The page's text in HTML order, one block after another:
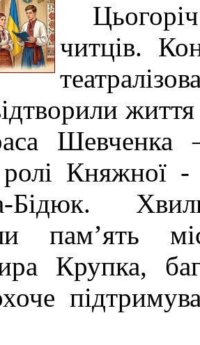
читців.
життя
Шевченка
Княжної
Бідюк.
пам’ять
Крупка,